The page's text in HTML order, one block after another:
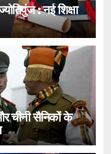
: नई शिक्षा
चीनी सैनिकों के